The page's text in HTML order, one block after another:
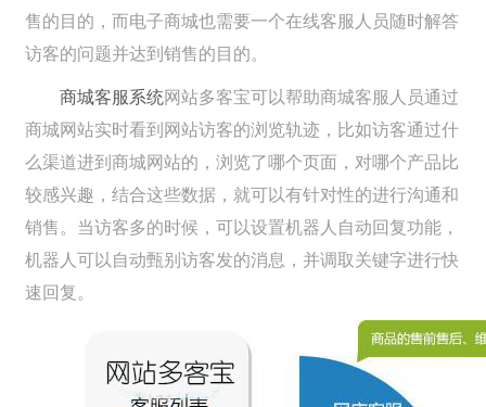
售的目的，而电子商城也需要一个在线客服人员随时解答
访客的问题并达到销售的目的。
商城客服系统网站多客宝可以帮助商城客服人员通过
商城网站实时看到网站访客的浏览轨迹，比如访客通过什
么渠道进到商城网站的，浏览了哪个页面，对哪个产品比
较感兴趣，结合这些数据，就可以有针对性的进行沟通和
销售。当访客多的时候，可以设置机器人自动回复功能，
机器人可以自动甄别访客发的消息，并调取关键字进行快
速回复。